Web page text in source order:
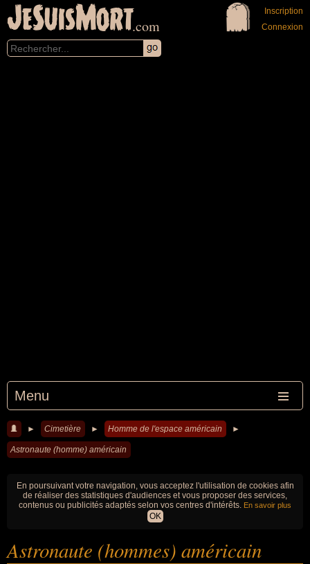
JeSuisMort.com
Menu
Inscription
Connexion
► Cimetière ► Homme de l'espace américain ►
Astronaute (homme) américain
En poursuivant votre navigation, vous acceptez l'utilisation de cookies afin
de réaliser des statistiques d'audiences et vous proposer des services,
contenus ou publicités adaptés selon vos centres d'intérêts. En savoir plus
OK
Astronaute (hommes) américain